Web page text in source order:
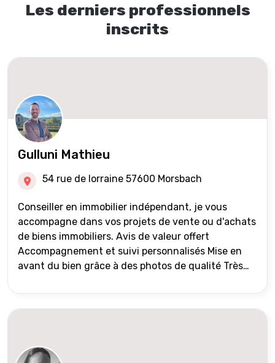
Les derniers professionnels
inscrits
Gulluni Mathieu
54 rue de lorraine 57600 Morsbach
Conseiller en immobilier indépendant, je vous
accompagne dans vos projets de vente ou d'achats
de biens immobiliers. Avis de valeur offert
Accompagnement et suivi personnalisés Mise en
avant du bien grâce à des photos de qualité Très
international) Validation du financement des
acquéreurs auprès de partenaires financiers
réseau Iad France et Iad Deutschland Inter agence